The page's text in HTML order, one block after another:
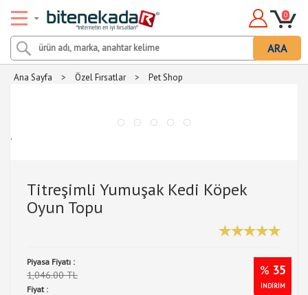
ARA
0
Ana Sayfa > Özel Fırsatlar > Pet Shop
.
Titreşimli Yumuşak Kedi Köpek
Oyun Topu
Piyasa Fiyatı :
1,046.00 TL % 35
İNDİRİM
Fiyat :